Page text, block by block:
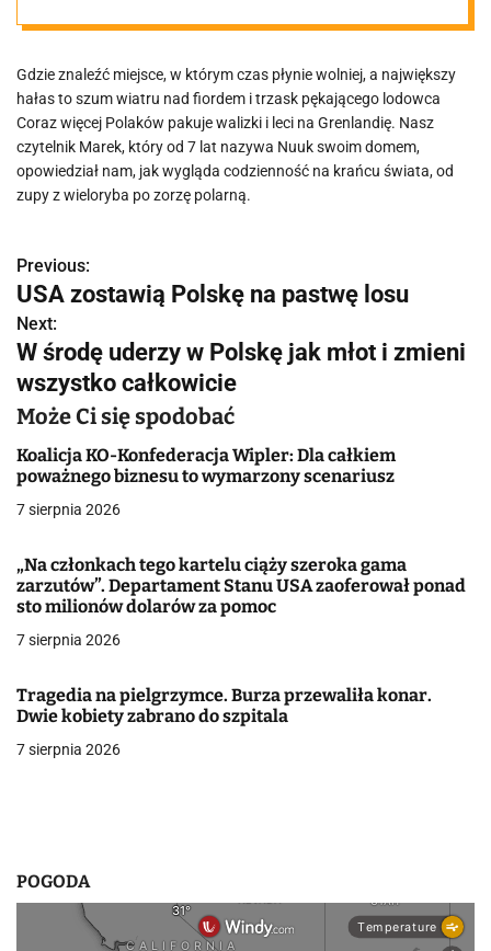
wyspie świata.
Co ich tam
przyciąga
Gdzie znaleźć miejsce, w którym czas płynie wolniej, a największy
hałas to szum wiatru nad fiordem i trzask pękającego lodowca
Coraz więcej Polaków pakuje walizki i leci na Grenlandię. Nasz
czytelnik Marek, który od 7 lat nazywa Nuuk swoim domem,
opowiedział nam, jak wygląda codzienność na krańcu świata, od
zupy z wieloryba po zorzę polarną.
N
a
w
i
a
c
j
a
w
p
i
Previous:
USA zostawią Polskę na pastwę losu
Next:
W środę uderzy w Polskę jak młot i zmieni
wszystko całkowicie
Może Ci się spodobać
Koalicja KO-Konfederacja Wipler: Dla całkiem
poważnego biznesu to wymarzony scenariusz
7 sierpnia 2026
„Na członkach tego kartelu ciąży szeroka gama
zarzutów”. Departament Stanu USA zaoferował ponad
sto milionów dolarów za pomoc
7 sierpnia 2026
Tragedia na pielgrzymce. Burza przewaliła konar.
Dwie kobiety zabrano do szpitala
7 sierpnia 2026
POGODA